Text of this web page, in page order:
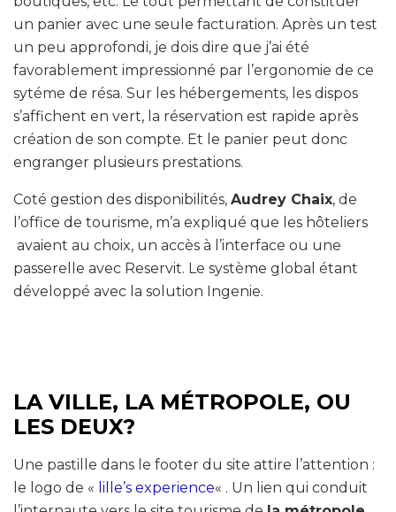
un panier avec une seule facturation. Après un test
un peu approfondi, je dois dire que j’ai été
favorablement impressionné par l’ergonomie de ce
sytéme de résa. Sur les hébergements, les dispos
s’affichent en vert, la réservation est rapide après
création de son compte. Et le panier peut donc
engranger plusieurs prestations.
Coté gestion des disponibilités, Audrey Chaix, de
l’office de tourisme, m’a expliqué que les hôteliers
avaient au choix, un accès à l’interface ou une
passerelle avec Reservit. Le système global étant
développé avec la solution Ingenie.
LA VILLE, LA MÉTROPOLE, OU
LES DEUX?
Une pastille dans le footer du site attire l’attention :
le logo de « lille’s experience« . Un lien qui conduit